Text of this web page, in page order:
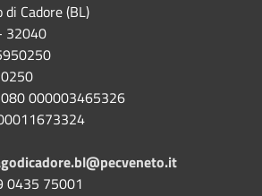
Cadore (BL)
32040
000003465326
0435 75001